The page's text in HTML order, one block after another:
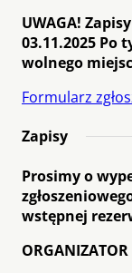
UWAGA!
03.11.2025
wolnego
Formularz
Zapisy
Prosimy o
wstępnej
ORGANIZATOR